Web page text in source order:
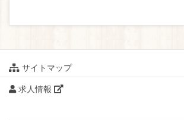
サイトマップ
求人情報